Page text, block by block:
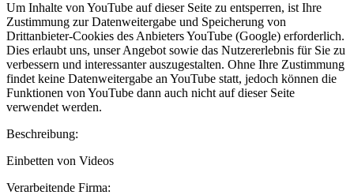
Um Inhalte von YouTube auf dieser Seite zu entsperren, ist Ihre
Zustimmung zur Datenweitergabe und Speicherung von
Drittanbieter-Cookies des Anbieters YouTube (Google) erforderlich.
Dies erlaubt uns, unser Angebot sowie das Nutzererlebnis für Sie zu
verbessern und interessanter auszugestalten. Ohne Ihre Zustimmung
findet keine Datenweitergabe an YouTube statt, jedoch können die
Funktionen von YouTube dann auch nicht auf dieser Seite
verwendet werden.
Beschreibung:
Einbetten von Videos
Verarbeitende Firma: